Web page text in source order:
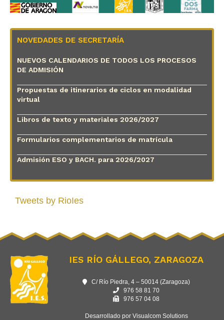
NOVEDADES DE SECRETARÍA
NUEVOS CALENDARIOS DE TODOS LOS PROCESOS
DE ADMISIÓN
Propuestas de itinerarios de ciclos en modalidad
virtual
Libros de texto y materiales 2026/2027
Formularios complementarios de matrícula
Admisión ESO y BACH. para 2026/2027
Tweets by RioIes
IES RÍO GÁLLEGO, ZARAGOZA
C/ Río Piedra, 4 – 50014 (Zaragoza)
976 58 81 70
976 57 04 08
Desarrollado por Visualcom Solutions